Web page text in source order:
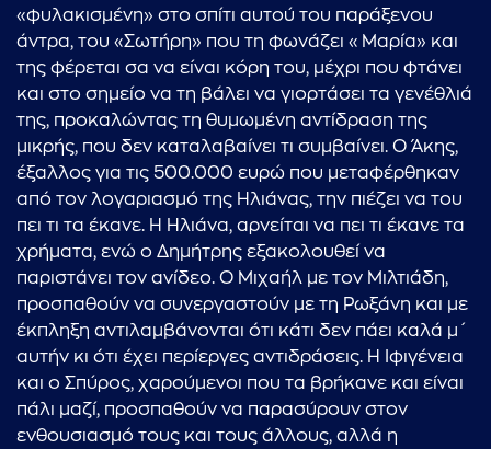
«φυλακισμένη» στο σπίτι αυτού του παράξενου
άντρα, του «Σωτήρη» που τη φωνάζει «Μαρία» και
της φέρεται σα να είναι κόρη του, μέχρι που φτάνει
και στο σημείο να τη βάλει να γιορτάσει τα γενέθλιά
της, προκαλώντας τη θυμωμένη αντίδραση της
μικρής, που δεν καταλαβαίνει τι συμβαίνει. Ο Άκης,
έξαλλος για τις 500.000 ευρώ που μεταφέρθηκαν
από τον λογαριασμό της Ηλιάνας, την πιέζει να του
πει τι τα έκανε. Η Ηλιάνα, αρνείται να πει τι έκανε τα
χρήματα, ενώ ο Δημήτρης εξακολουθεί να
παριστάνει τον ανίδεο. Ο Μιχαήλ με τον Μιλτιάδη,
προσπαθούν να συνεργαστούν με τη Ρωξάνη και με
έκπληξη αντιλαμβάνονται ότι κάτι δεν πάει καλά μ΄
αυτήν κι ότι έχει περίεργες αντιδράσεις. Η Ιφιγένεια
και ο Σπύρος, χαρούμενοι που τα βρήκανε και είναι
πάλι μαζί, προσπαθούν να παρασύρουν στον
ενθουσιασμό τους και τους άλλους, αλλά η